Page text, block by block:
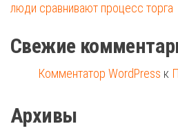
люди сравнивают процесс торга
Свежие
Комментатор WordPress к
Архивы